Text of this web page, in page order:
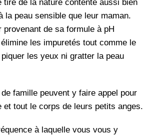
tiré de la nature contente aussi bien
la peau sensible que leur maman.
provenant de sa formule à pH
les impuretés tout comme le
les yeux ni gratter la peau
famille peuvent y faire appel pour
et tout le corps de leurs petits anges.
à laquelle vous vous y